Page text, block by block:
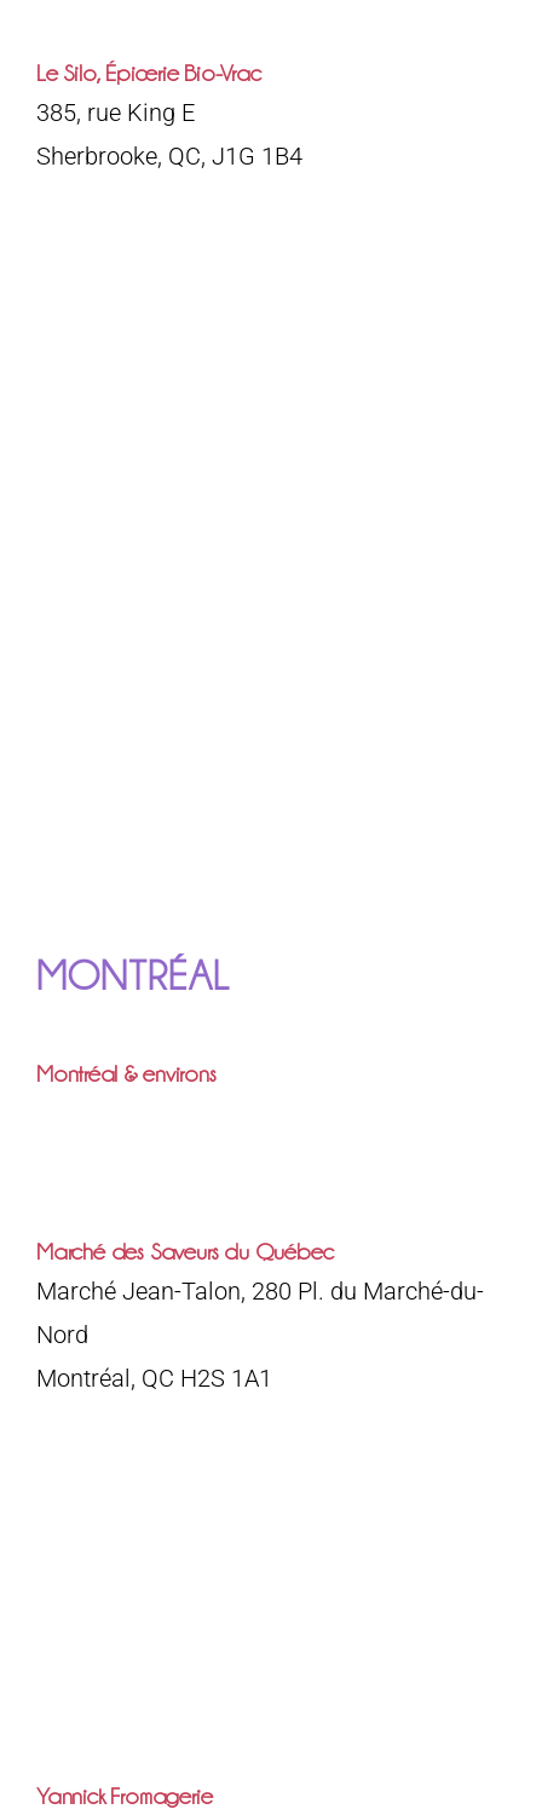
Le Silo, Épicerie Bio-Vrac
385, rue King E
Sherbrooke, QC, J1G 1B4
MONTRÉAL
Montréal & environs
Marché des Saveurs du Québec
Marché Jean-Talon, 280 Pl. du Marché-du-
Nord
Montréal, QC H2S 1A1
Yannick Fromagerie